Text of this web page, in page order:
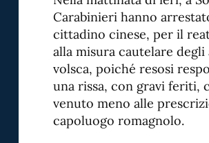
Carabinieri hanno
cittadino cinese, per il
alla misura cautelare
volsca, poiché resosi
una rissa, con gravi feriti,
venuto meno alle
capoluogo romagnolo.